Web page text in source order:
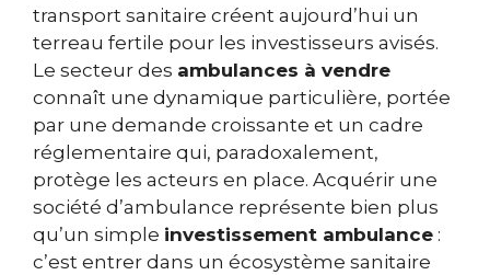
transport sanitaire créent aujourd’hui un
terreau fertile pour les investisseurs avisés.
Le secteur des ambulances à vendre
connaît une dynamique particulière, portée
par une demande croissante et un cadre
réglementaire qui, paradoxalement,
protège les acteurs en place. Acquérir une
société d’ambulance représente bien plus
qu’un simple investissement ambulance :
c’est entrer dans un écosystème sanitaire